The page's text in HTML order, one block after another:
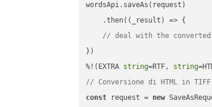
wordsApi.saveAs(request)
    .then(
( _result ) => {
// deal with the
})
%!(EXTRA string=RTF, string
// Conversione di HTML in TIFF
const request = new